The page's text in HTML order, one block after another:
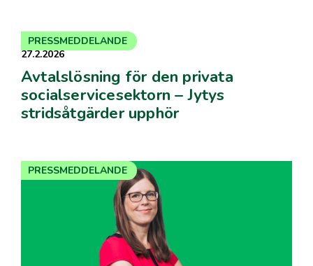
27.2.2026
Avtalslösning för den privata
socialservicesektorn – Jytys
stridsåtgärder upphör
PRESSMEDDELANDE
PRESSMEDDELANDE